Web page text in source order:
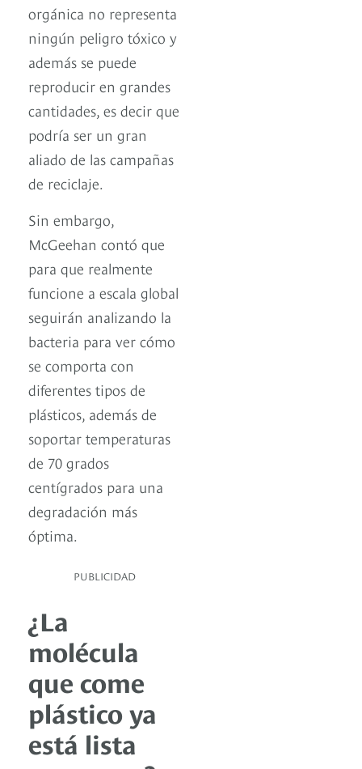
orgánica no representa
ningún peligro tóxico y
además se puede
reproducir en grandes
cantidades, es decir que
podría ser un gran
aliado de las campañas
de reciclaje.
Sin embargo,
McGeehan contó que
para que realmente
funcione a escala global
seguirán analizando la
bacteria para ver cómo
se comporta con
diferentes tipos de
plásticos, además de
soportar temperaturas
de 70 grados
centígrados para una
degradación más
óptima.
PUBLICIDAD
¿La
molécula
que come
plástico ya
está lista